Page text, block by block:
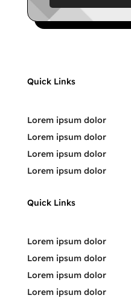
Quick Links
Lorem ipsum dolor
Lorem ipsum dolor
Lorem ipsum dolor
Lorem ipsum dolor
Quick Links
Lorem ipsum dolor
Lorem ipsum dolor
Lorem ipsum dolor
Lorem ipsum dolor